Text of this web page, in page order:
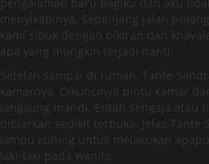
menyikapinya. Sepanjang jalan
kami sibuk dengan pikiran dan
apa yang mungkin terjadi nanti.
Setelah sampai di rumah, Tante
kamarnya. Dikuncinya pintu kamar
langsung mandi. Entah sengaja atau
dibiarkan sedikit terbuka. Jelas Tante
lampu kuning untuk melakukan
laki-laki pada wanita.